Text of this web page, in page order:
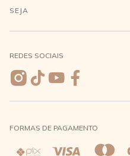
Meus pedidos
Wishlist
Compra Segura
Entrega e Frete
Trocas e Devoluções
Direito de Arrependimento
SEJA
REDES SOCIAIS
FORMAS DE PAGAMENTO